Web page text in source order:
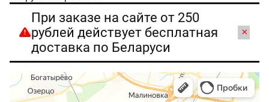
При заказе на сайте от 250
рублей действует бесплатная
доставка по Беларуси
×